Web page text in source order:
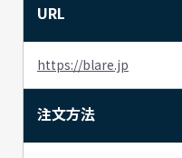
URL
https://blare.jp
注文方法